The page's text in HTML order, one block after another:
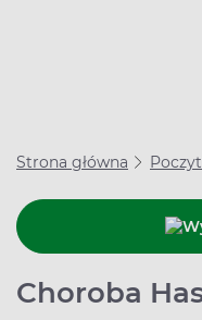
Strona główna
Choroba